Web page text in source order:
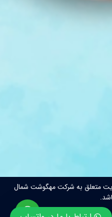
متعلق به شرکت مهگوشت شمال